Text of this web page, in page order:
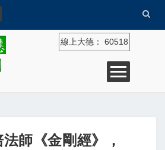
線上大德： 60518
師《金剛經》，